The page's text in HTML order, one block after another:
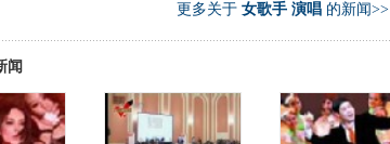
更多关于 女歌手 演唱的新闻>>
闻